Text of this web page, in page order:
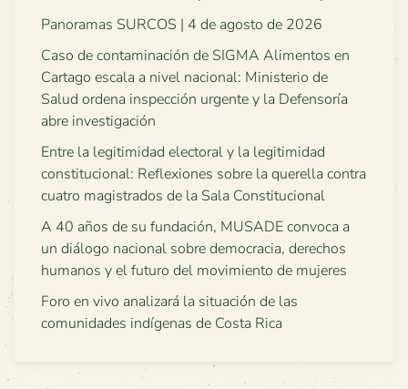
Panoramas SURCOS | 4 de agosto de 2026
Caso de contaminación de SIGMA Alimentos en
Cartago escala a nivel nacional: Ministerio de
Salud ordena inspección urgente y la Defensoría
abre investigación
Entre la legitimidad electoral y la legitimidad
constitucional: Reflexiones sobre la querella contra
cuatro magistrados de la Sala Constitucional
A 40 años de su fundación, MUSADE convoca a
un diálogo nacional sobre democracia, derechos
humanos y el futuro del movimiento de mujeres
Foro en vivo analizará la situación de las
comunidades indígenas de Costa Rica